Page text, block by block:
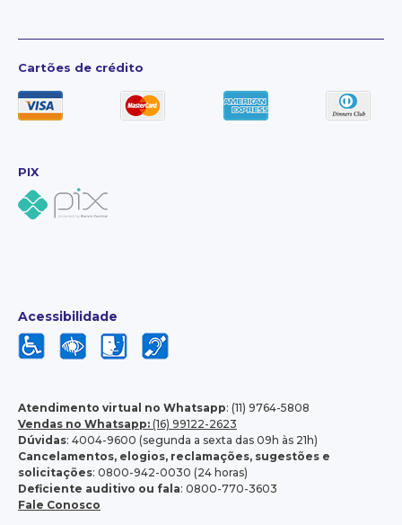
Cartões de crédito
PIX
Acessibilidade
Atendimento virtual no Whatsapp: (11) 9764-5808
Vendas no Whatsapp: (16) 99122-2623
Dúvidas: 4004-9600 (segunda a sexta das 09h às 21h)
Cancelamentos, elogios, reclamações, sugestões e
solicitações: 0800-942-0030 (24 horas)
Deficiente auditivo ou fala: 0800-770-3603
Fale Conosco